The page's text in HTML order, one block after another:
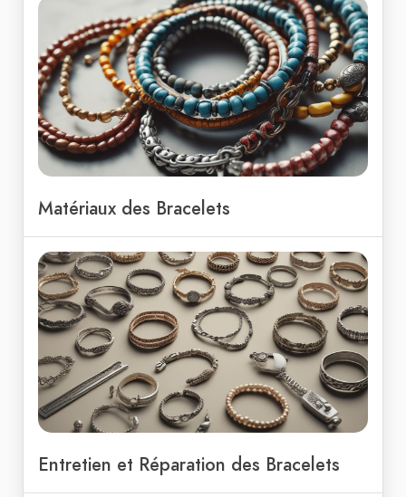
Matériaux des Bracelets
Entretien et Réparation des Bracelets